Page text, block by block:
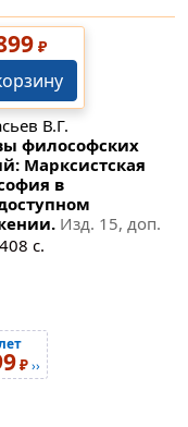
₽
В.Г.
философских
Марксистская
в
Изд. 15, доп.
с.
₽››